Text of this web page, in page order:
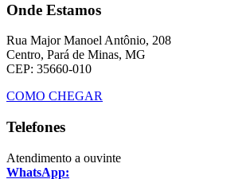
Onde Estamos
Rua Major Manoel Antônio, 208
Centro, Pará de Minas, MG
CEP: 35660-010
COMO CHEGAR
Telefones
Atendimento a ouvinte
WhatsApp: